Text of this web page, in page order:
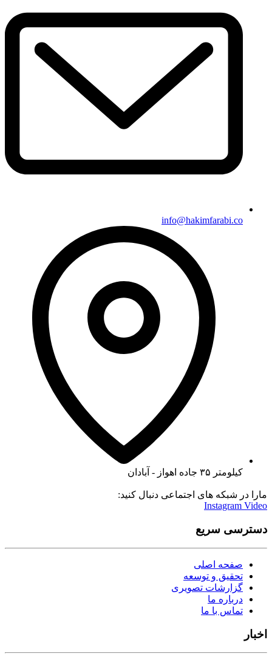
info@hakimfarabi.co
کیلومتر ۳۵ جاده اهواز - آبادان
مارا در شبکه های اجتماعی دنبال کنید:
Instagram Video
دسترسی سریع
صفحه اصلی
تحقیق و توسعه
گزارشات تصویری
درباره ما
تماس با ما
اخبار